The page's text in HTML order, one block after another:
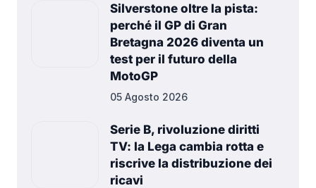
Silverstone oltre la pista:
perché il GP di Gran
Bretagna 2026 diventa un
test per il futuro della
MotoGP
05 Agosto 2026
Serie B, rivoluzione diritti
TV: la Lega cambia rotta e
riscrive la distribuzione dei
ricavi